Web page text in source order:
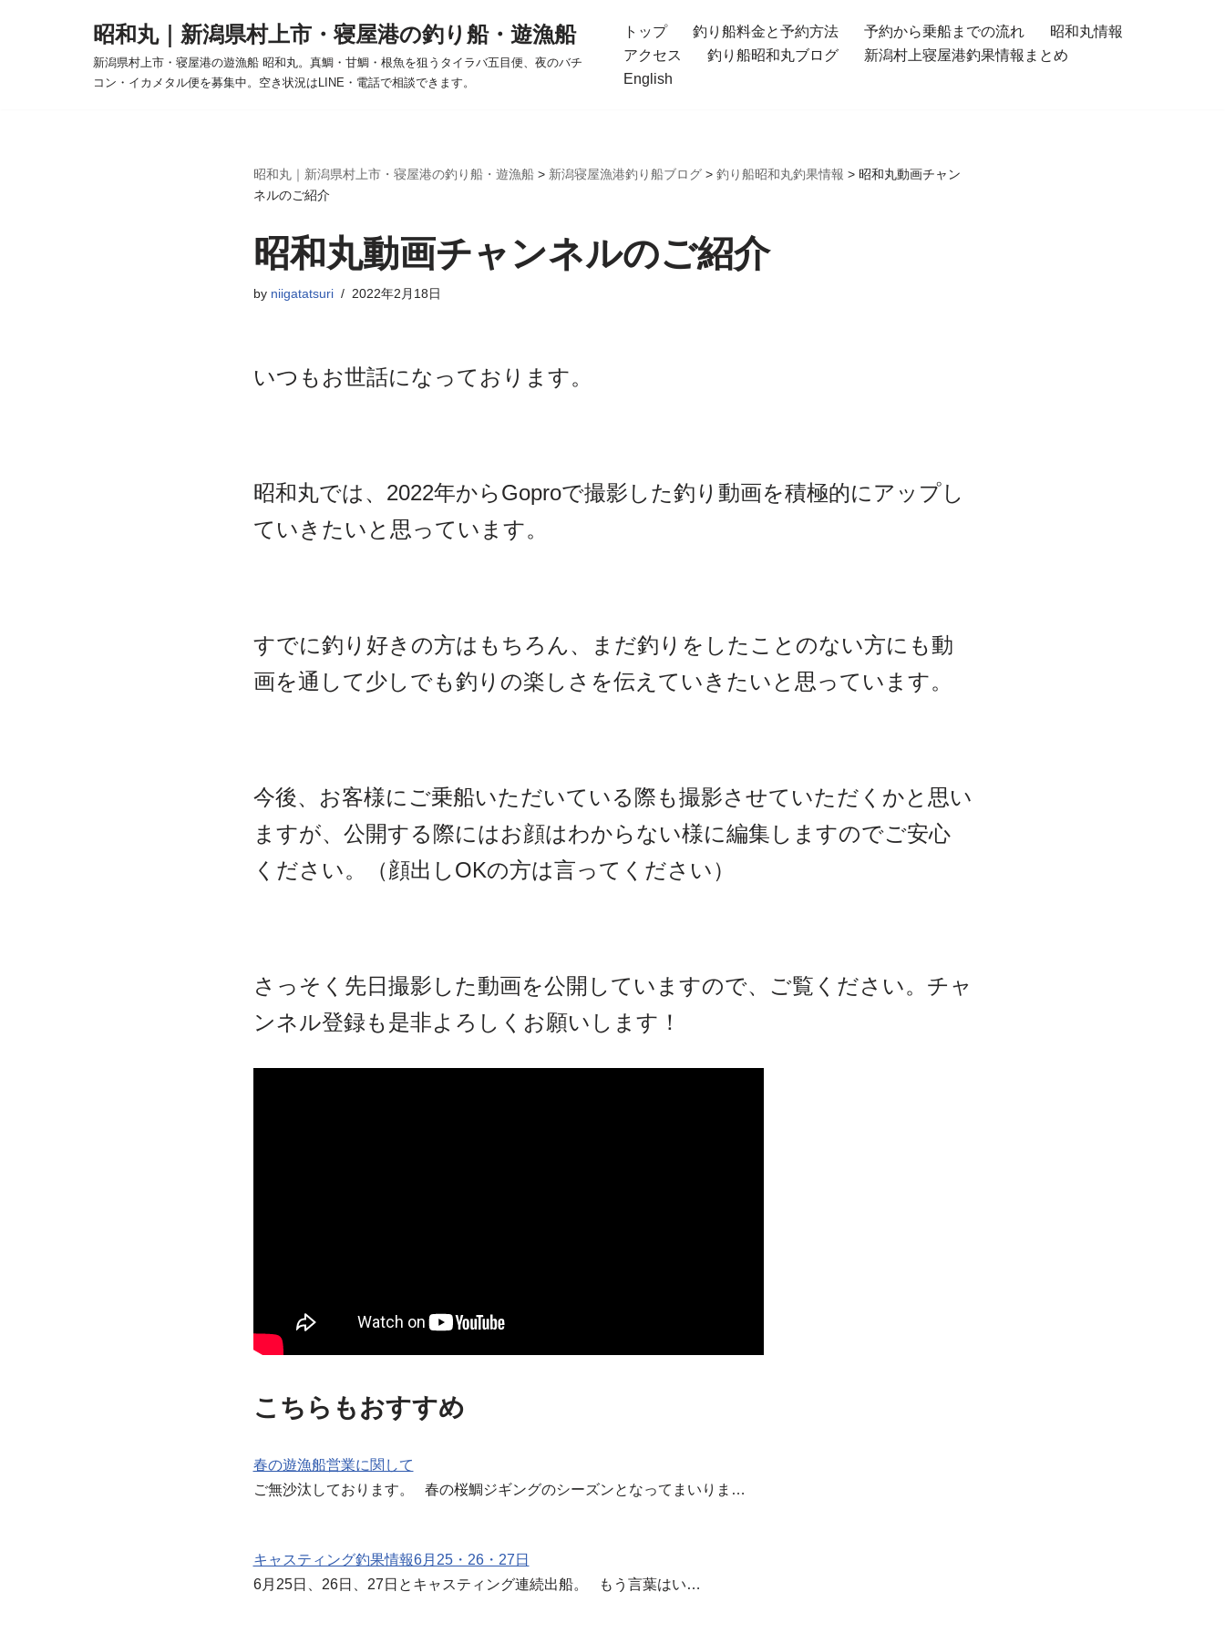
昭和丸｜新潟県村上市・寝屋港の釣り船・遊漁船
新潟県村上市・寝屋港の遊漁船 昭和丸。真鯛・甘鯛・根魚を狙うタイラバ五目便、夜のバチ
コン・イカメタル便を募集中。空き状況はLINE・電話で相談できます。
トップ 釣り船料金と予約方法 予約から乗船までの流れ
昭和丸情報
アクセス
釣り船昭和丸ブログ
新潟村上寝屋港釣果情報まとめ
English
昭和丸｜新潟県村上市・寝屋港の釣り船・遊漁船> 新潟寝屋漁港釣り船ブログ> 釣り船昭和丸釣果情報 > 昭和丸動画チャン
ネルのご紹介
昭和丸動画チャンネルのご紹介
by niigatatsuri 2022年2月18日
いつもお世話になっております。
昭和丸では、2022年からGoproで撮影した釣り動画を積極的にアップし
ていきたいと思っています。
すでに釣り好きの方はもちろん、まだ釣りをしたことのない方にも動
画を通して少しでも釣りの楽しさを伝えていきたいと思っています。
今後、お客様にご乗船いただいている際も撮影させていただくかと思い
ますが、公開する際にはお顔はわからない様に編集しますのでご安心
ください。（顔出しOKの方は言ってください）
さっそく先日撮影した動画を公開していますので、ご覧ください。チャ
ンネル登録も是非よろしくお願いします！
こちらもおすすめ
春の遊漁船営業に関して
ご無沙汰しております。 春の桜鯛ジギングのシーズンとなってまいりま…
キャスティング釣果情報6月25・26・27日
6月25日、26日、27日とキャスティング連続出船。 もう言葉はい…